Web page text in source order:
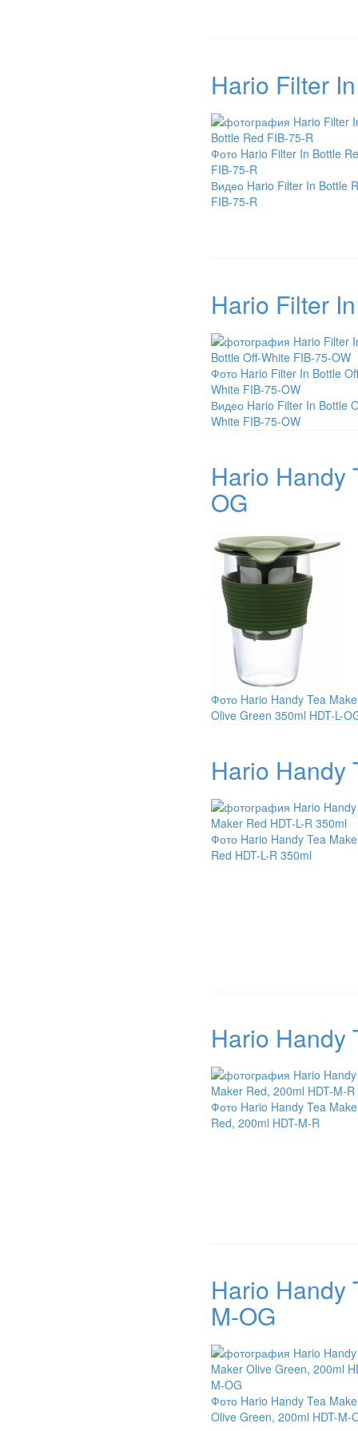
Hario Filter
Фото Hario Filter In Bottle
FIB-75-R
Видео Hario Filter In Bottle
FIB-75-R
Hario Filter
Фото Hario Filter In Bottle
White FIB-75-OW
Видео Hario Filter In Bottle
White FIB-75-OW
Hario Handy
OG
Фото Hario Handy Tea
Olive Green 350ml HDT-L-
Hario Handy
Фото Hario Handy Tea
Red HDT-L-R 350ml
Hario Handy
Фото Hario Handy Tea
Red, 200ml HDT-M-R
Hario Handy
M-OG
Фото Hario Handy Tea
Olive Green, 200ml HDT-M-